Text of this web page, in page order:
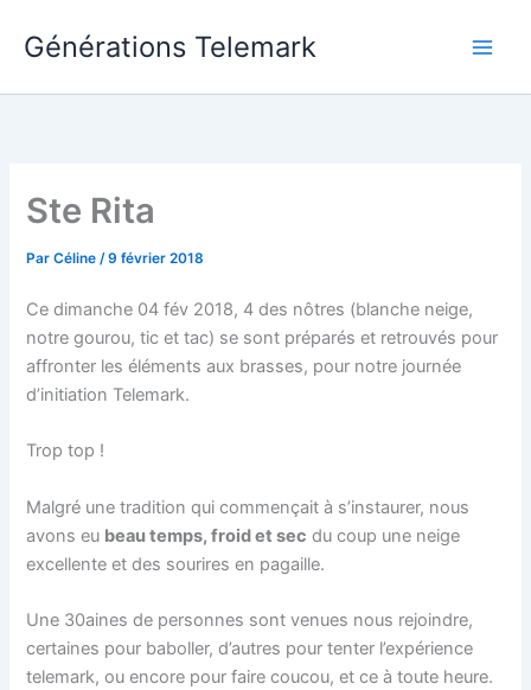
Générations Telemark
Ste Rita
ParCéline/9 février 2018
Ce dimanche 04 fév 2018, 4 des nôtres (blanche neige,
notre gourou, tic et tac) se sont préparés et retrouvés pour
affronter les éléments aux brasses, pour notre journée
d’initiation Telemark.
Trop top !
Malgré une tradition qui commençait à s’instaurer, nous
avons eu beau temps, froid et sec du coup une neige
excellente et des sourires en pagaille.
Une 30aines de personnes sont venues nous rejoindre,
certaines pour baboller, d’autres pour tenter l’expérience
telemark, ou encore pour faire coucou, et ce à toute heure.